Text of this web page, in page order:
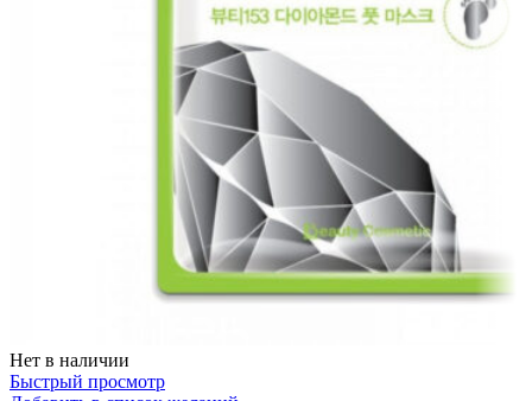
Нет в наличии
Быстрый просмотр